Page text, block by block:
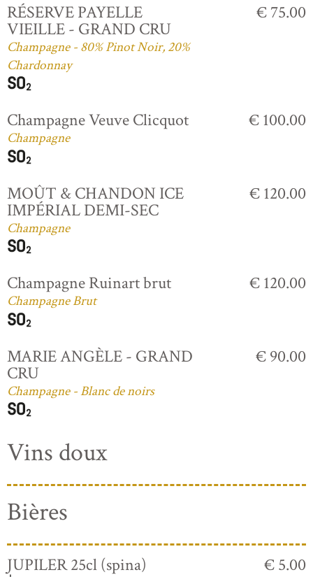
RÉSERVE PAYELLE
VIEILLE - GRAND CRU
Champagne - 80% Pinot Noir, 20%
Chardonnay
€ 75.00
Champagne Veuve Clicquot
Champagne
€ 100.00
MOÛT & CHANDON ICE
IMPÉRIAL DEMI-SEC
Champagne
€ 120.00
Champagne Ruinart brut
Champagne Brut
€ 120.00
MARIE ANGÈLE - GRAND
CRU
Champagne - Blanc de noirs
€ 90.00
Vins doux
Bières
JUPILER 25cl (spina) € 5.00